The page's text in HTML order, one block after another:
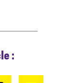
: